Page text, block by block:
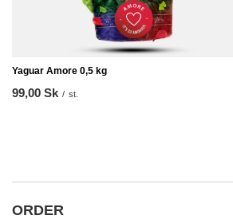
Yaguar Amore 0,5 kg
99,00 Sk / st.
ORDER